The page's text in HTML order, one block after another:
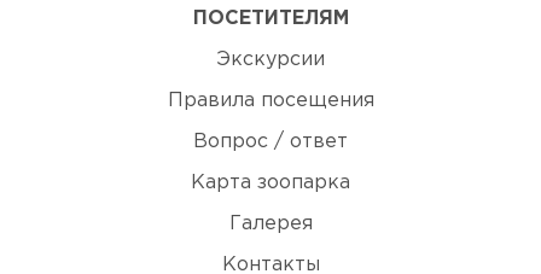
ПОСЕТИТЕЛЯМ
Экскурсии
Правила посещения
Вопрос / ответ
Карта зоопарка
Галерея
Контакты